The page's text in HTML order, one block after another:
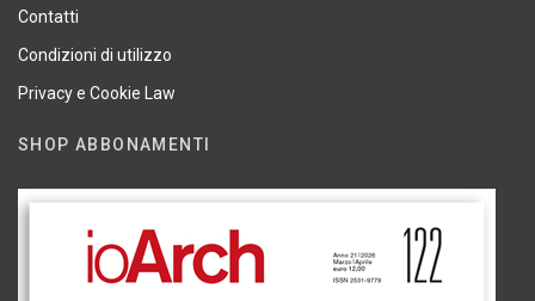
Contatti
Condizioni di utilizzo
Privacy e Cookie Law
SHOP ABBONAMENTI